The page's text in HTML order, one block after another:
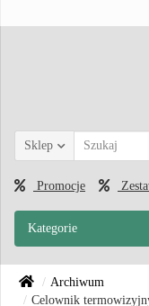
Sklep
Promocje
Kategorie
Archiwum
Celownik